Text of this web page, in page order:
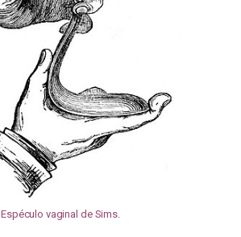
Espéculo vaginal de Sims.